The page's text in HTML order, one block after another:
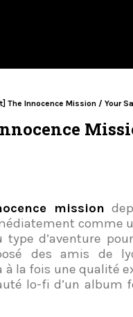
The Innocence Mission / Your
mission
comme
type d’aventure
des amis de
à la fois une qualité
lo-fi d’un album